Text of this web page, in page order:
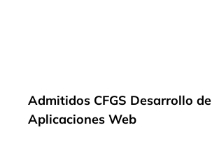
Admitidos CFGS Desarrollo de
Aplicaciones Web